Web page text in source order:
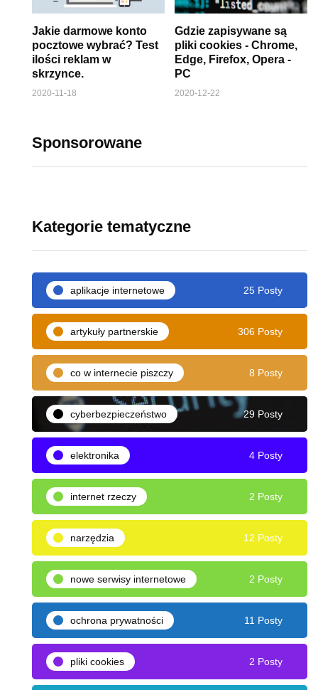
Jakie darmowe konto
pocztowe wybrać? Test
ilości reklam w
skrzynce.
2020-11-18
Gdzie zapisywane są
pliki cookies - Chrome,
Edge, Firefox, Opera -
PC
2020-12-22
Sponsorowane
Kategorie tematyczne
aplikacje internetowe 25 Posty
artykuły partnerskie 306 Posty
co w internecie piszczy 8 Posty
cyberbezpieczeństwo 29 Posty
elektronika 4 Posty
internet rzeczy 2 Posty
narzędzia 12 Posty
nowe serwisy internetowe 2 Posty
ochrona prywatności 11 Posty
pliki cookies 2 Posty